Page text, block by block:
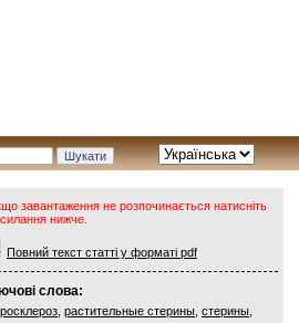
завантаження не розпочинається натисніть
нижче.
Повний текст статті у форматі pdf
слова:
растительные стерины стерины